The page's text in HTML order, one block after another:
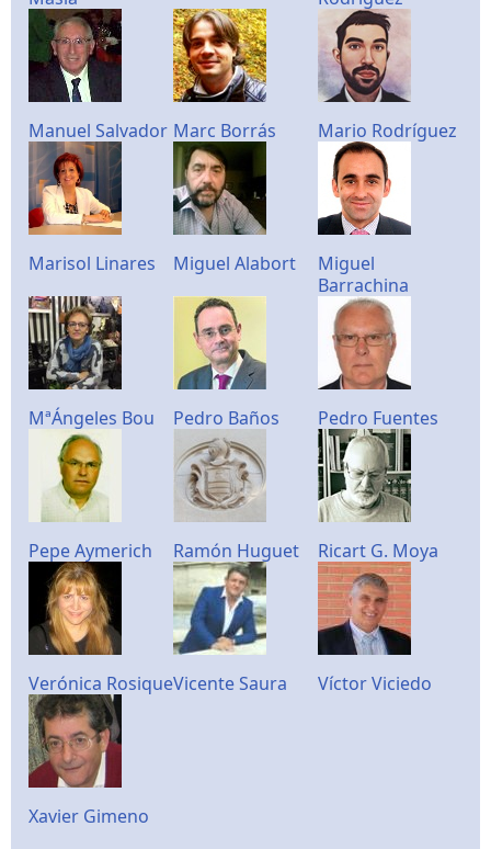
Manuel Salvador Marc Borrás Mario Rodríguez
Marisol Linares Miguel Alabort
Miguel
Barrachina
MªÁngeles Bou Pedro Baños Pedro Fuentes
Pepe Aymerich Ramón Huguet Ricart G. Moya
Verónica RosiqueVicente Saura Víctor Viciedo
Xavier Gimeno